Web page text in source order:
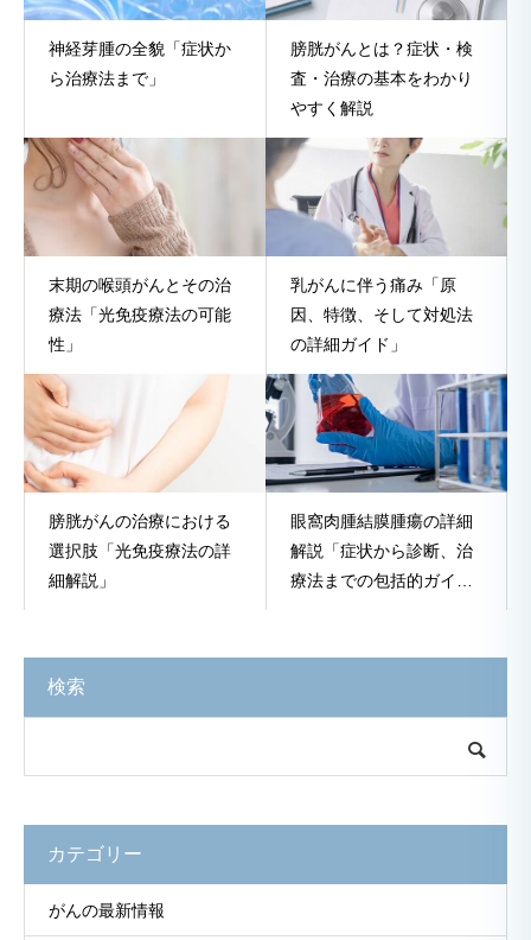
神経芽腫の全貌「症状か
ら治療法まで」
膀胱がんとは？症状・検
査・治療の基本をわかり
やすく解説
末期の喉頭がんとその治
療法「光免疫療法の可能
性」
乳がんに伴う痛み「原
因、特徴、そして対処法
の詳細ガイド」
膀胱がんの治療における
選択肢「光免疫療法の詳
細解説」
眼窩肉腫結膜腫瘍の詳細
解説「症状から診断、治
療法までの包括的ガイ
検索
カテゴリー
がんの最新情報